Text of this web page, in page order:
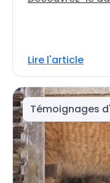
Lire l'article
Témoignages